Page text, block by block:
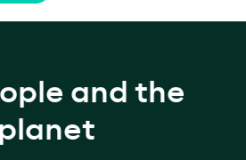
and the
planet